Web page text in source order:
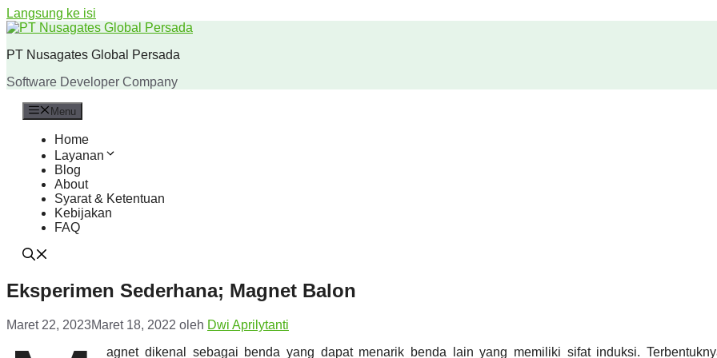
Langsung ke isi
PT Nusagates Global Persada
Software Developer Company
Menu
Home
Layanan
Blog
About
Syarat & Ketentuan
Kebijakan
FAQ
Eksperimen Sederhana; Magnet Balon
Maret 22, 2023Maret 18, 2022 oleh Dwi Aprilytanti
agnet dikenal sebagai benda yang dapat menarik benda lain yang memiliki sifat induksi.